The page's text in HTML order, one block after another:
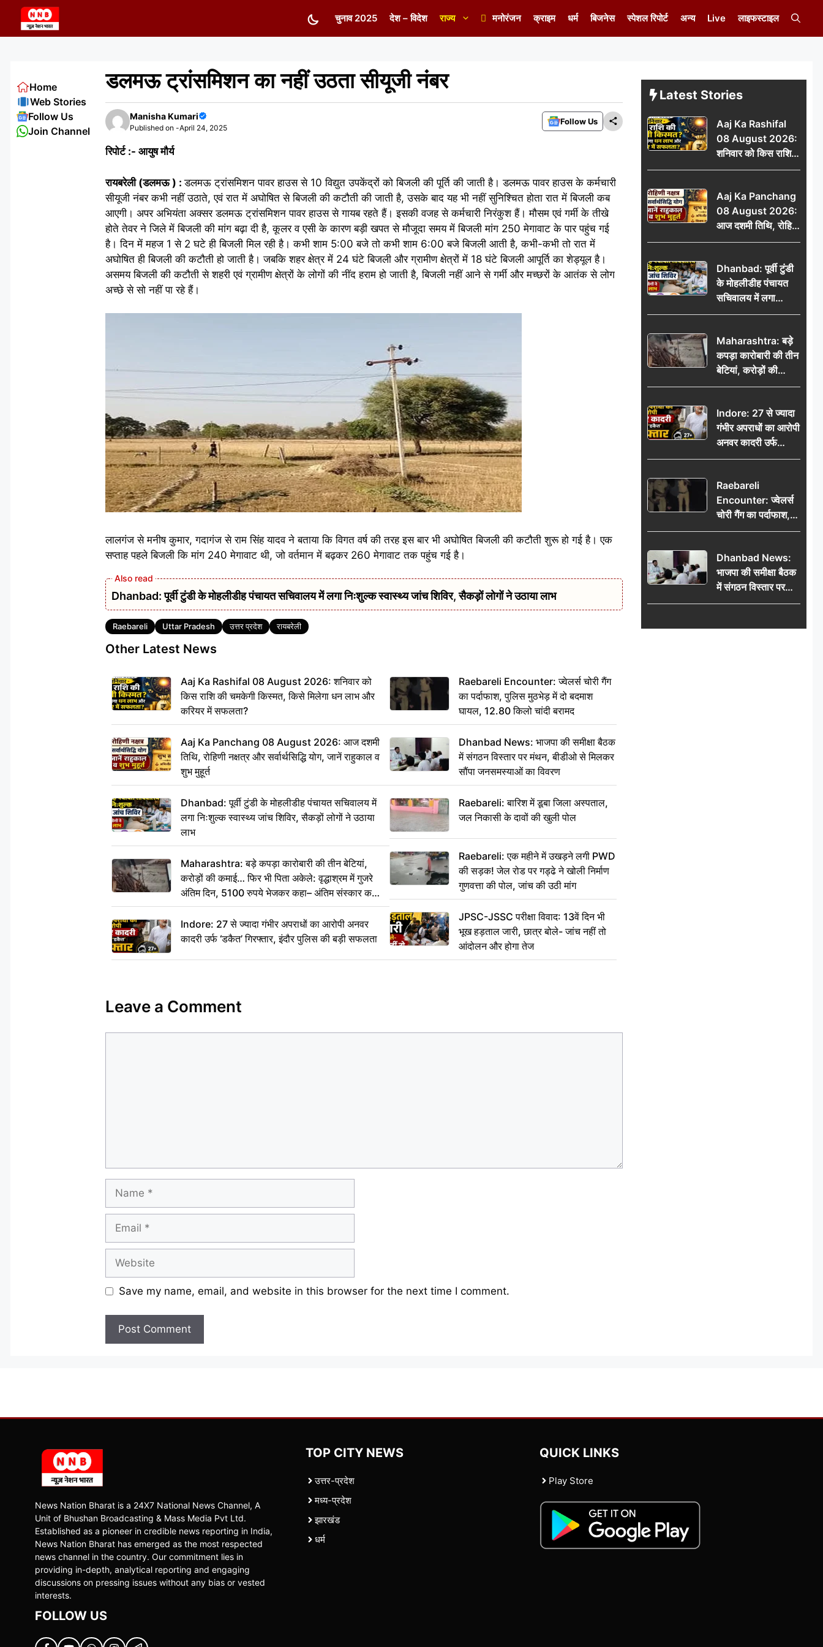
content
चुनाव 2025 देश – विदेश राज्य मनोरंजन क्राइम धर्म बिजनेस स्पेशल रिपोर्ट अन्य Live लाइफस्टाइल
डलमऊ ट्रांसमिशन का नहीं उठता सीयूजी नंबर
Manisha Kumari
Published on -April 24, 2025
Follow Us
रिपोर्ट :- आयुष मौर्य
रायबरेली (डलमऊ ) :डलमऊ ट्रांसमिशन पावर हाउस से 10 विद्युत उपकेंद्रों को बिजली की पूर्ति की जाती है। डलमऊ पावर हाउस के कर्मचारी
सीयूजी नंबर कभी नहीं उठाते, एवं रात में अघोषित से बिजली की कटौती की जाती है, उसके बाद यह भी नहीं सुनिश्चित होता रात में बिजली कब
आएगी। अपर अभियंता अक्सर डलमऊ ट्रांसमिशन पावर हाउस से गायब रहते हैं। इसकी वजह से कर्मचारी निरंकुश हैं। मौसम एवं गर्मी के तीखे
होते तेवर ने जिले में बिजली की मांग बढ़ा दी है, कूलर व एसी के कारण बड़ी खपत से मौजूदा समय में बिजली मांग 250 मेगावाट के पार पहुंच गई
है। दिन में महज 1 से 2 घटे ही बिजली मिल रही है। कभी शाम 5:00 बजे तो कभी शाम 6:00 बजे बिजली आती है, कभी-कभी तो रात में
अघोषित ही बिजली की कटौती हो जाती है। जबकि शहर क्षेत्र में 24 घंटे बिजली और ग्रामीण क्षेत्रों में 18 घंटे बिजली आपूर्ति का शेड्यूल है।
असमय बिजली की कटौती से शहरी एवं ग्रामीण क्षेत्रों के लोगों की नींद हराम हो जाती है, बिजली नहीं आने से गर्मी और मच्छरों के आतंक से लोग
अच्छे से सो नहीं पा रहे हैं।
लालगंज से मनीष कुमार, गदागंज से राम सिंह यादव ने बताया कि विगत वर्ष की तरह इस बार भी अघोषित बिजली की कटौती शुरू हो गई है। एक
सप्ताह पहले बिजली कि मांग 240 मेगावाट थी, जो वर्तमान में बढ़कर 260 मेगावाट तक पहुंच गई है।
Dhanbad: पूर्वी टुंडी के मोहलीडीह पंचायत सचिवालय में लगा निःशुल्क स्वास्थ्य जांच शिविर, सैकड़ों लोगों ने उठाया लाभ
Tags
Raebareli Uttar Pradesh उत्तर प्रदेश रायबरेली
Other Latest News
Aaj Ka Rashifal 08 August 2026: शनिवार को
किस राशि की चमकेगी किस्मत, किसे मिलेगा धन लाभ और
करियर में सफलता?
Aaj Ka Panchang 08 August 2026: आज दशमी
तिथि, रोहिणी नक्षत्र और सर्वार्थसिद्धि योग, जानें राहुकाल व
शुभ मुहूर्त
Dhanbad: पूर्वी टुंडी के मोहलीडीह पंचायत सचिवालय में
लगा निःशुल्क स्वास्थ्य जांच शिविर, सैकड़ों लोगों ने उठाया
लाभ
Maharashtra: बड़े कपड़ा कारोबारी की तीन बेटियां,
करोड़ों की कमाई… फिर भी पिता अकेले: वृद्धाश्रम में गुजरे
अंतिम दिन, 5100 रुपये भेजकर कहा– अंतिम संस्कार कर
दीजिए हम नहीं आ पाएंगे
Indore: 27 से ज्यादा गंभीर अपराधों का आरोपी अनवर
कादरी उर्फ ‘डकैत’ गिरफ्तार, इंदौर पुलिस की बड़ी सफलता
Raebareli Encounter: ज्वेलर्स चोरी गैंग
का पर्दाफाश, पुलिस मुठभेड़ में दो बदमाश
घायल, 12.80 किलो चांदी बरामद
Dhanbad News: भाजपा की समीक्षा बैठक
में संगठन विस्तार पर मंथन, बीडीओ से मिलकर
सौंपा जनसमस्याओं का विवरण
Raebareli: बारिश में डूबा जिला अस्पताल,
जल निकासी के दावों की खुली पोल
Raebareli: एक महीने में उखड़ने लगी PWD
की सड़क! जेल रोड पर गड्ढे ने खोली निर्माण
गुणवत्ता की पोल, जांच की उठी मांग
JPSC-JSSC परीक्षा विवाद: 13वें दिन भी
भूख हड़ताल जारी, छात्र बोले- जांच नहीं तो
आंदोलन और होगा तेज
Leave a Comment
Name
Email
Website
Save my name, email, and website in this browser for the next time I comment.
Home
Web Stories
Follow Us
Join Channel
Latest Stories
Aaj Ka Rashifal
08 August 2026:
शनिवार को किस राशि
की चमकेगी किस्मत,
और करियर में सफलता?
Aaj Ka Panchang
08 August 2026:
आज दशमी तिथि, रोहिणी
नक्षत्र और सर्वार्थसिद्धि
शुभ मुहूर्त
Dhanbad: पूर्वी टुंडी
के मोहलीडीह पंचायत
सचिवालय में लगा
निःशुल्क स्वास्थ्य जांच
उठाया लाभ
Maharashtra: बड़े
कपड़ा कारोबारी की तीन
बेटियां, करोड़ों की
कमाई… फिर भी पिता
अंतिम दिन, 5100 रुपये
भेजकर कहा– अंतिम
संस्कार कर दीजिए हम
नहीं आ पाएंगे
Indore: 27 से ज्यादा
गंभीर अपराधों का आरोपी
अनवर कादरी उर्फ
‘डकैत’ गिरफ्तार, इंदौर
Raebareli
Encounter: ज्वेलर्स
चोरी गैंग का पर्दाफाश,
पुलिस मुठभेड़ में दो
किलो चांदी बरामद
Dhanbad News:
भाजपा की समीक्षा बैठक
में संगठन विस्तार पर
मंथन, बीडीओ से
जनसमस्याओं का विवरण
News Nation Bharat is a 24X7 National News Channel, A
Unit of Bhushan Broadcasting & Mass Media Pvt Ltd.
Established as a pioneer in credible news reporting in India,
News Nation Bharat has emerged as the most respected
news channel in the country. Our commitment lies in
providing in-depth, analytical reporting and engaging
discussions on pressing issues without any bias or vested
interests.
FOLLOW US
TOP CITY NEWS
उत्तर-प्रदेश
मध्य-प्रदेश
झारखंड
धर्म
QUICK LINKS
Play Store